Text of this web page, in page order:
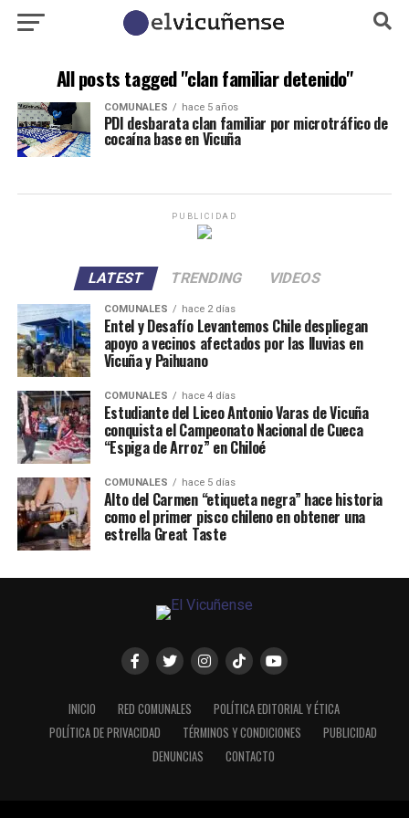
All posts tagged "clan familiar detenido"
COMUNALES hace 5 años
PDI desbarata clan familiar por microtráfico de
cocaína base en Vicuña
PUBLICIDAD
LATEST TRENDING VIDEOS
COMUNALES hace 2 días
Entel y Desafío Levantemos Chile despliegan
apoyo a vecinos afectados por las lluvias en
Vicuña y Paihuano
COMUNALES hace 4 días
Estudiante del Liceo Antonio Varas de Vicuña
conquista el Campeonato Nacional de Cueca
“Espiga de Arroz” en Chiloé
COMUNALES hace 5 días
Alto del Carmen “etiqueta negra” hace historia
como el primer pisco chileno en obtener una
estrella Great Taste
INICIO RED COMUNALES
POLÍTICA EDITORIAL Y ÉTICA
POLÍTICA DE PRIVACIDAD
TÉRMINOS Y CONDICIONES
PUBLICIDAD
DENUNCIAS
CONTACTO